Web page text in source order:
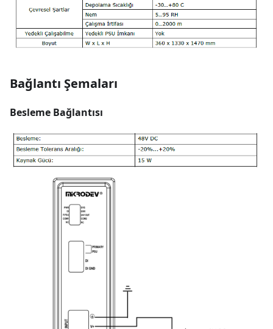
Bağlantı Şemaları
Besleme Bağlantısı